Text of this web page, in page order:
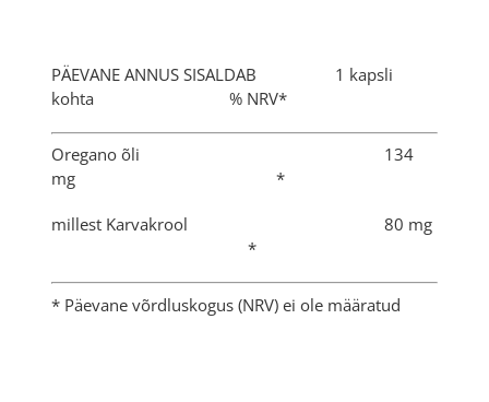
PÄEVANE ANNUS SISALDAB 1 kapsli
kohta % NRV*
Oregano õli 134
mg *
millest Karvakrool 80 mg
*
* Päevane võrdluskogus (NRV) ei ole määratud